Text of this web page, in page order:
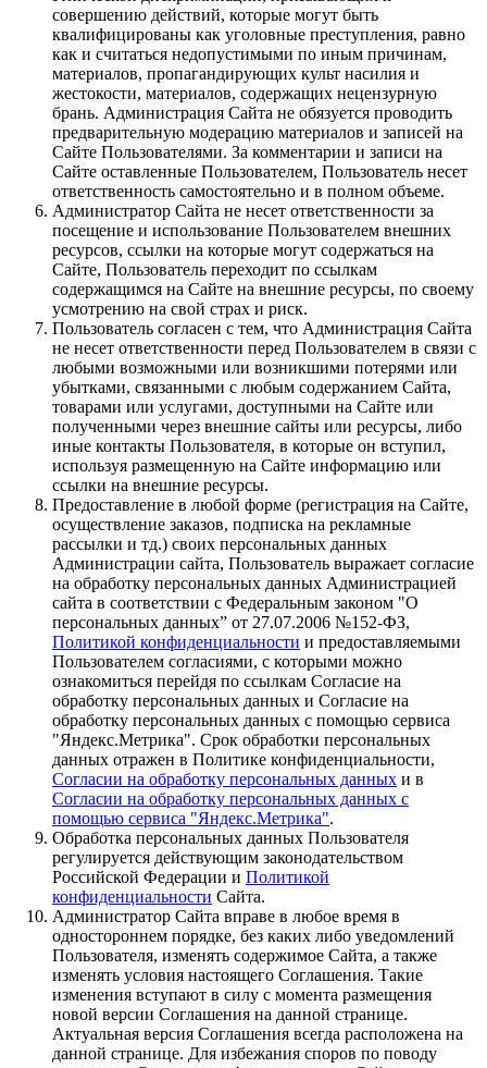
совершению действий, которые могут быть
квалифицированы как уголовные преступления, равно
как и считаться недопустимыми по иным причинам,
материалов, пропагандирующих культ насилия и
жестокости, материалов, содержащих нецензурную
брань. Администрация Сайта не обязуется проводить
предварительную модерацию материалов и записей на
Сайте Пользователями. За комментарии и записи на
Сайте оставленные Пользователем, Пользователь несет
ответственность самостоятельно и в полном объеме.
Администратор Сайта не несет ответственности за
посещение и использование Пользователем внешних
ресурсов, ссылки на которые могут содержаться на
Сайте, Пользователь переходит по ссылкам
содержащимся на Сайте на внешние ресурсы, по своему
усмотрению на свой страх и риск.
Пользователь согласен с тем, что Администрация Сайта
не несет ответственности перед Пользователем в связи с
любыми возможными или возникшими потерями или
убытками, связанными с любым содержанием Сайта,
товарами или услугами, доступными на Сайте или
полученными через внешние сайты или ресурсы, либо
иные контакты Пользователя, в которые он вступил,
используя размещенную на Сайте информацию или
ссылки на внешние ресурсы.
Предоставление в любой форме (регистрация на Сайте,
осуществление заказов, подписка на рекламные
рассылки и тд.) своих персональных данных
Администрации сайта, Пользователь выражает согласие
на обработку персональных данных Администрацией
сайта в соответствии с Федеральным законом "О
персональных данных” от 27.07.2006 №152-ФЗ,
Политикой конфиденциальности и предоставляемыми
Пользователем согласиями, с которыми можно
ознакомиться перейдя по ссылкам Согласие на
обработку персональных данных и Согласие на
обработку персональных данных с помощью сервиса
"Яндекс.Метрика". Срок обработки персональных
данных отражен в Политике конфиденциальности,
Согласии на обработку персональных данных и в
Согласии на обработку персональных данных с
помощью сервиса "Яндекс.Метрика".
Обработка персональных данных Пользователя
регулируется действующим законодательством
Российской Федерации и Политикой
конфиденциальности Сайта.
Администратор Сайта вправе в любое время в
одностороннем порядке, без каких либо уведомлений
Пользователя, изменять содержимое Сайта, а также
изменять условия настоящего Соглашения. Такие
изменения вступают в силу с момента размещения
новой версии Соглашения на данной странице.
Актуальная версия Соглашения всегда расположена на
данной странице. Для избежания споров по поводу